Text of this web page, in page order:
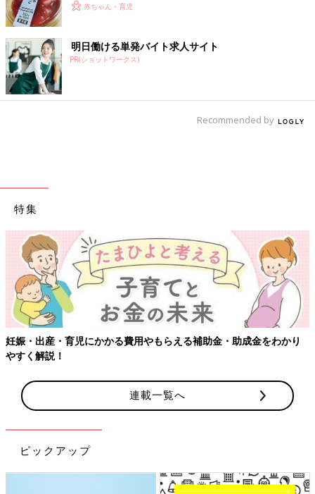
赤ちゃん・育児
明日働ける単発バイト求人サイト
PR(ショットワークス)
Recommended by
特集
・出産・育児にかかる費用やもらえる補助金・助成金をわかり
く解説！
連載一覧へ
ピックアップ